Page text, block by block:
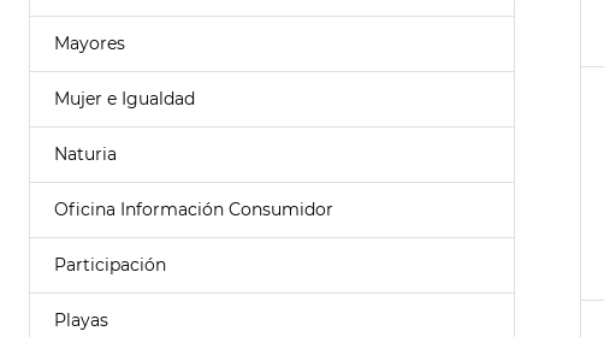
Mayores
Mujer e Igualdad
Naturia
Oficina Información Consumidor
Participación
Playas